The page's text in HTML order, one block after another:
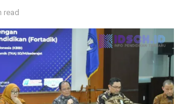
read